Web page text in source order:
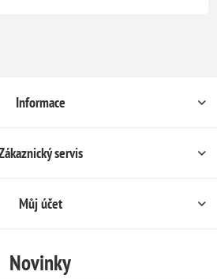
Informace
servis
Můj účet
Novinky